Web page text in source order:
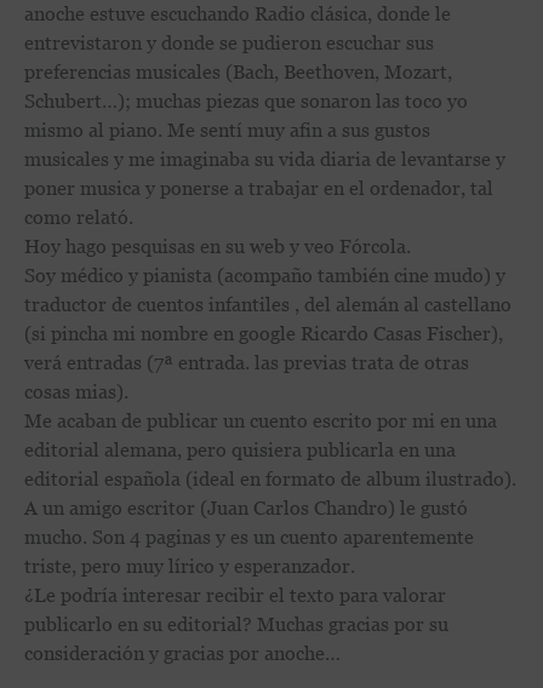
anoche estuve escuchando Radio clásica, donde le
entrevistaron y donde se pudieron escuchar sus
preferencias musicales (Bach, Beethoven, Mozart,
Schubert…); muchas piezas que sonaron las toco yo
mismo al piano. Me sentí muy afin a sus gustos
musicales y me imaginaba su vida diaria de levantarse y
poner musica y ponerse a trabajar en el ordenador, tal
como relató.
Hoy hago pesquisas en su web y veo Fórcola.
Soy médico y pianista (acompaño también cine mudo) y
traductor de cuentos infantiles , del alemán al castellano
(si pincha mi nombre en google Ricardo Casas Fischer),
verá entradas (7ª entrada. las previas trata de otras
cosas mias).
Me acaban de publicar un cuento escrito por mi en una
editorial alemana, pero quisiera publicarla en una
editorial española (ideal en formato de album ilustrado).
A un amigo escritor (Juan Carlos Chandro) le gustó
mucho. Son 4 paginas y es un cuento aparentemente
triste, pero muy lírico y esperanzador.
¿Le podría interesar recibir el texto para valorar
publicarlo en su editorial? Muchas gracias por su
consideración y gracias por anoche…